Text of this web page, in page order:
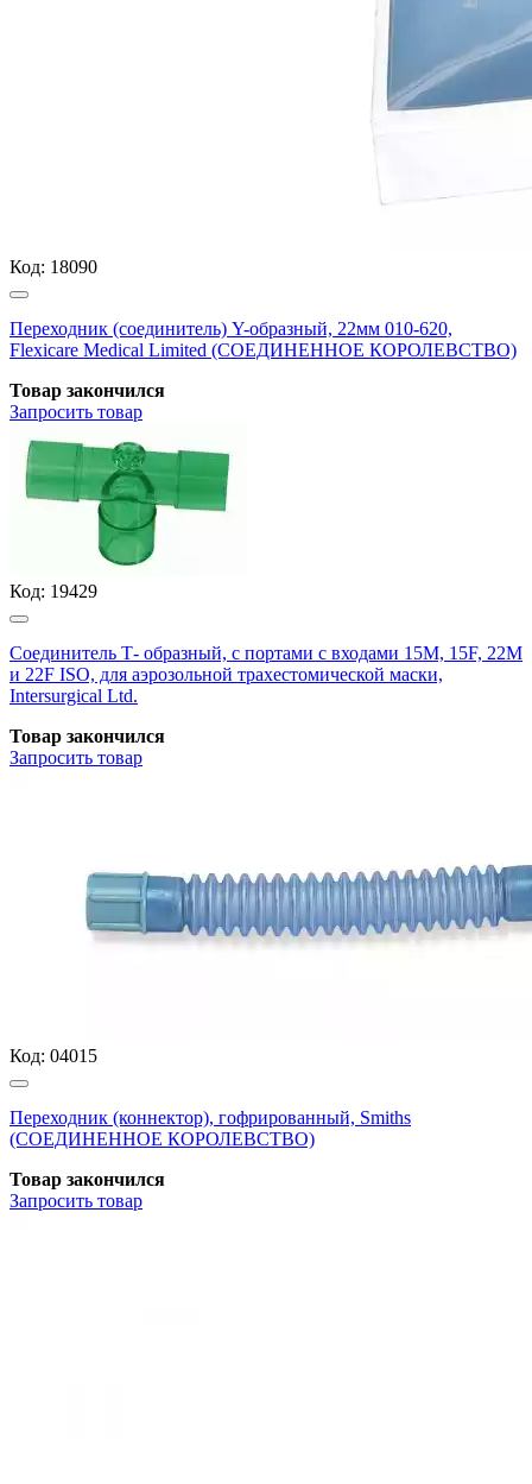
Код: 18090
Переходник (соединитель) Y-образный, 22мм 010-620,
Flexicare Medical Limited (СОЕДИНЕННОЕ КОРОЛЕВСТВО)
Товар закончился
Запросить товар
Код: 19429
Соединитель Т- образный, с портами с входами 15M, 15F, 22M
и 22F ISO, для аэрозольной трахестомической маски,
Intersurgical Ltd.
Товар закончился
Запросить товар
Код: 04015
Переходник (коннектор), гофрированный, Smiths
(СОЕДИНЕННОЕ КОРОЛЕВСТВО)
Товар закончился
Запросить товар